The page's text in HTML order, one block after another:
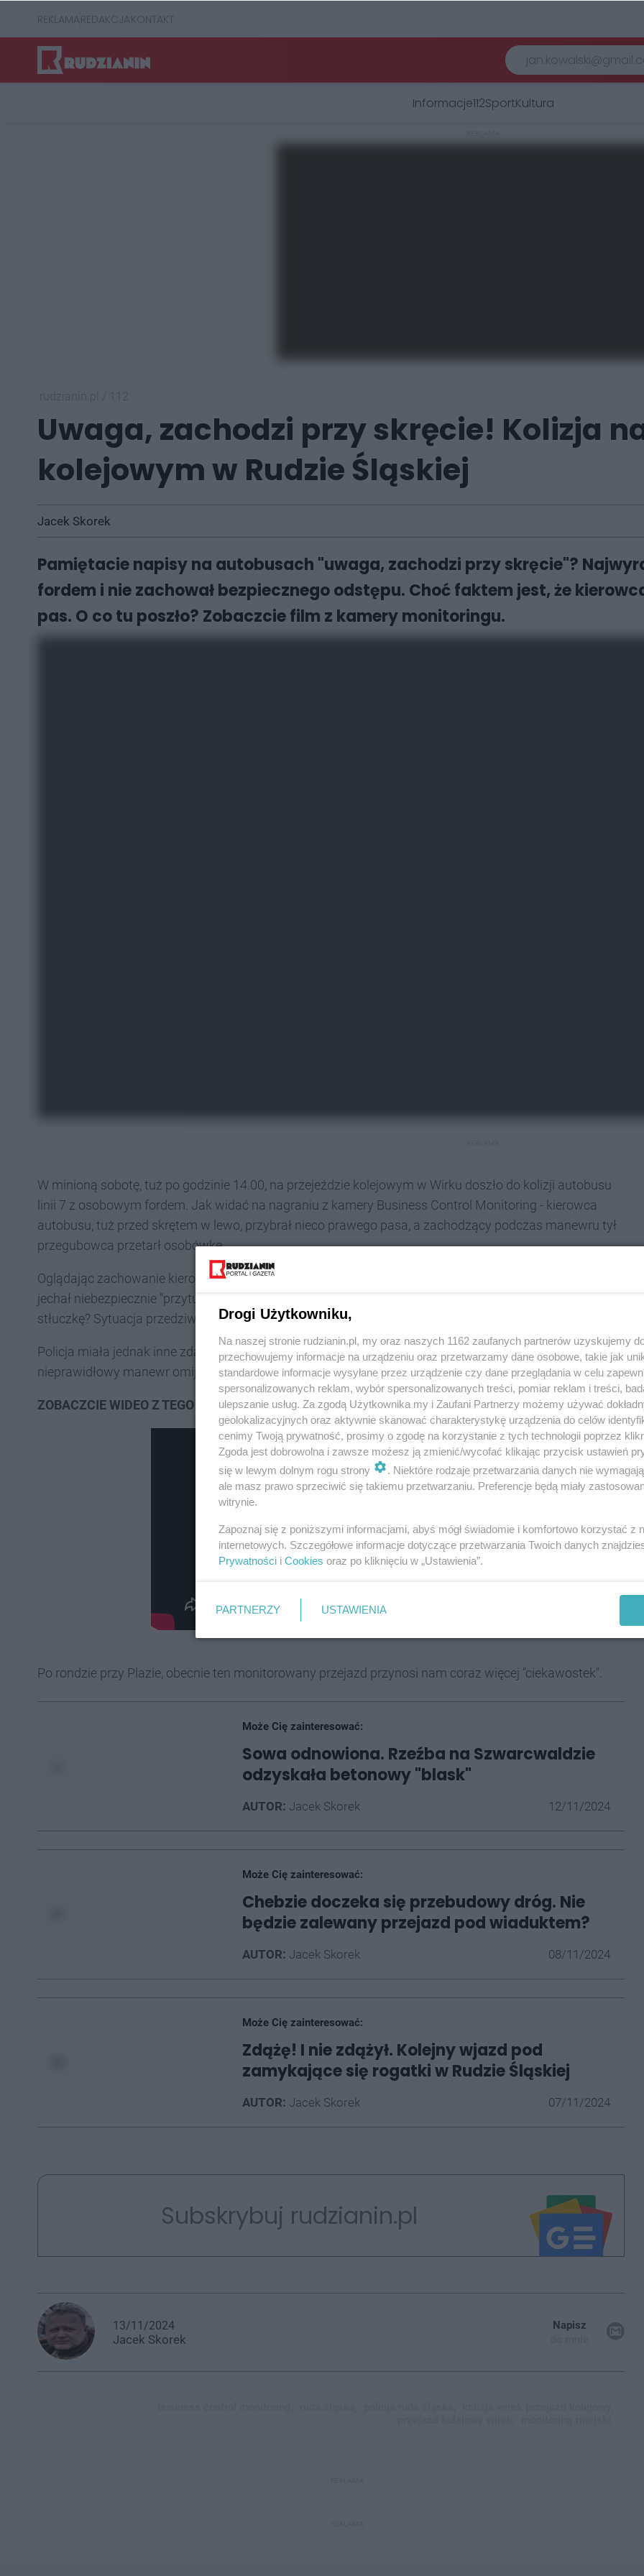
REKLAMAREDAKCJAKONTAKT
Informacje112SportKultura
Uwaga, zachodzi przy skręcie! Kolizja
kolejowym w Rudzie Śląskiej
Jacek Skorek
Pamiętacie napisy na autobusach "uwaga, zachodzi przy skręcie"?
fordem i nie zachował bezpiecznego odstępu. Choć faktem jest, że
pas. O co tu poszło? Zobaczcie film z kamery monitoringu.
W minioną sobotę, tuż po godzinie 14.00, na przejeździe kolejowym w Wirku doszło do kolizji autobusu
linii 7 z osobowym fordem. Jak widać na nagraniu z kamery Business Control Monitoring - kierowca
autobusu, tuż przed skrętem w lewo, przybrał nieco prawego pasa, a zachodzący podczas manewru tył
przegubowca przetarł osobówkę.
Oglądając zachowanie kierowcy forda można się zastanowić, kto tu był winny. Jeszcze przed torami
jechał niebezpiecznie "przytulony" do autobusu, zatrzymał się za przejazdem kolejowym i... czekał na
stłuczkę? Sytuacja przedziwna, zwłaszcza, że stare drogowe prawidło mówi - duży ma zawsze rację.
Policja miała jednak inne zdanie. 💁Kierowca "siódemki" dostał 1100 złotych mandatu i 10 punktówza
nieprawidłowy manewr omijania.
ZOBACZCIE WIDEO Z TEGO ZDARZENIA:
Po rondzie przy Plazie, obecnie ten monitorowany przejazd przynosi nam coraz więcej "ciekawostek".
Może Cię zainteresować:
Sowa odnowiona. Rzeźba na Szwarcwaldzie
odzyskała betonowy "blask"
AUTOR: Jacek Skorek 12/11/2024
Może Cię zainteresować:
Chebzie doczeka się przebudowy dróg. Nie
będzie zalewany przejazd pod wiaduktem?
AUTOR: Jacek Skorek 08/11/2024
Może Cię zainteresować:
Zdążę! I nie zdążył. Kolejny wjazd pod
zamykające się rogatki w Rudzie Śląskiej
AUTOR: Jacek Skorek 07/11/2024
Subskrybuj rudzianin.pl
13/11/2024
Jacek Skorek
Napisz
Drogi Użytkowniku,
Na naszej stronie rudzianin.pl, my oraz naszych 1162 zaufanych partnerów uzyskujemy
przechowujemy informacje na urządzeniu oraz przetwarzamy dane osobowe, takie jak
standardowe informacje wysyłane przez urządzenie czy dane przeglądania w celu
spersonalizowanych reklam, wybór spersonalizowanych treści, pomiar reklam i treści,
ulepszanie usług. Za zgodą Użytkownika my i Zaufani Partnerzy możemy używać
geolokalizacyjnych oraz aktywnie skanować charakterystykę urządzenia do celów
cenimy Twoją prywatność, prosimy o zgodę na korzystanie z tych technologii poprzez
Zgoda jest dobrowolna i zawsze możesz ją zmienić/wycofać klikając przycisk ustawień
się w lewym dolnym rogu strony
. Niektóre rodzaje przetwarzania danych nie
ale masz prawo sprzeciwić się takiemu przetwarzaniu. Preferencje będą miały
witrynie.
Zapoznaj się z poniższymi informacjami, abyś mógł świadomie i komfortowo korzystać z
internetowych. Szczegółowe informacje dotyczące przetwarzania Twoich danych
Prywatności i Cookies oraz po kliknięciu w „Ustawienia”.
PARTNERZY USTAWIENIA